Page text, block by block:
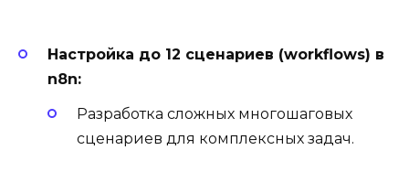
Настройка до 12 сценариев (workflows) в
n8n:
Разработка сложных многошаговых
сценариев для комплексных задач.